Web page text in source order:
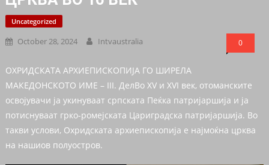
Uncategorized
October 28, 2024 Intvaustralia 0
ОХРИДСКАТА АРХИЕПИСКОПИЈА ГО ШИРЕЛА
МАКЕДОНСКОТО ИМЕ – III. ДелBo XV и XVI век, отоманските
освојувачи ја укинуваат српската Пеќка патријаршија и ја
потиснуваат грко-ромејската Цариградска патријаршија. Во
такви услови, Охридската архиепископија е најмоќна црква
на нашиов полуостров.